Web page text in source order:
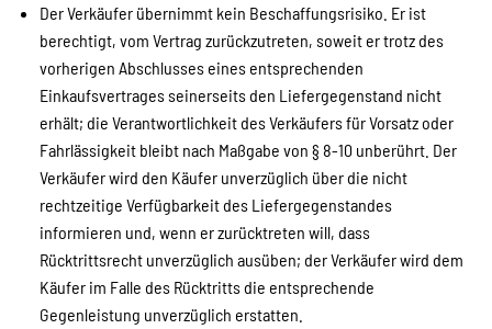
Der Verkäufer übernimmt kein Beschaffungsrisiko. Er ist
berechtigt, vom Vertrag zurückzutreten, soweit er trotz des
vorherigen Abschlusses eines entsprechenden
Einkaufsvertrages seinerseits den Liefergegenstand nicht
erhält; die Verantwortlichkeit des Verkäufers für Vorsatz oder
Fahrlässigkeit bleibt nach Maßgabe von § 8-10 unberührt. Der
Verkäufer wird den Käufer unverzüglich über die nicht
rechtzeitige Verfügbarkeit des Liefergegenstandes
informieren und, wenn er zurücktreten will, dass
Rücktrittsrecht unverzüglich ausüben; der Verkäufer wird dem
Käufer im Falle des Rücktritts die entsprechende
Gegenleistung unverzüglich erstatten.